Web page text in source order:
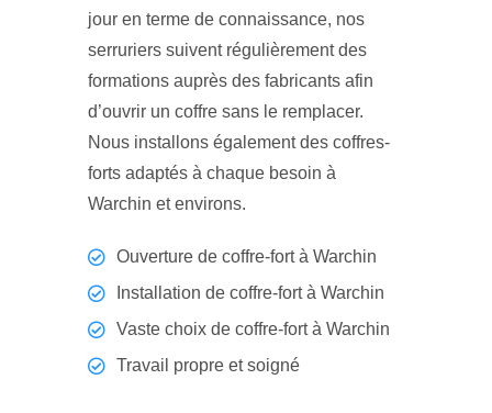
jour en terme de connaissance, nos
serruriers suivent régulièrement des
formations auprès des fabricants afin
d’ouvrir un coffre sans le remplacer.
Nous installons également des coffres-
forts adaptés à chaque besoin à
Warchin et environs.
Ouverture de coffre-fort à Warchin
Installation de coffre-fort à Warchin
Vaste choix de coffre-fort à Warchin
Travail propre et soigné